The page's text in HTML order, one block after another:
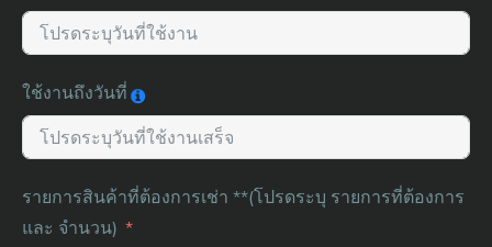
ใช้งานถึงวันที่
รายการสินค้าที่ต้องการเช่า **(โปรดระบุ รายการที่ต้องการ
และ จำนวน)